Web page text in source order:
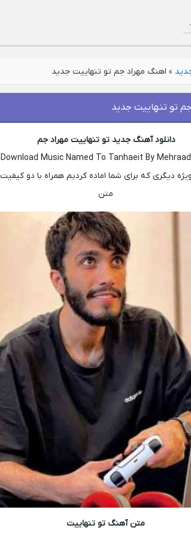
» اهنگ مهراد جم تو تنهاییت جدید
تو تنهاییت جدید
دانلود آهنگ جدید تو تنهاییت مهراد جم
Download Music Named To Tanhaeit By
متن
متن آهنگ تو تنهاییت